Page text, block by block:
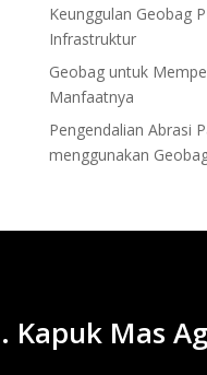
Keunggulan Geobag
Infrastruktur
Geobag untuk
Manfaatnya
Pengendalian Abrasi
menggunakan
Kapuk Mas